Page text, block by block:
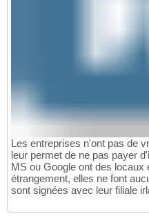
Les entreprises n'ont pas de
leur permet de ne pas payer
MS ou Google ont des locaux
étrangement, elles ne font
sont signées avec leur filiale